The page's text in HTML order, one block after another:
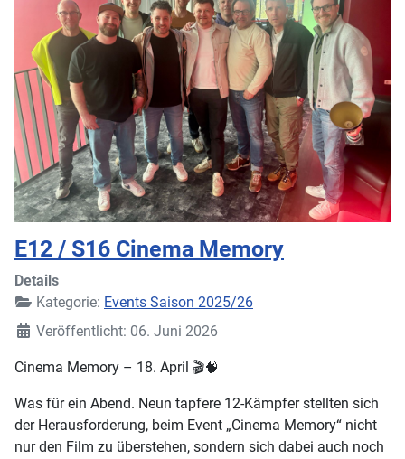
E12 / S16 Cinema Memory
Details
Kategorie: Events Saison 2025/26
Veröffentlicht: 06. Juni 2026
Cinema Memory – 18. April 🎬🧠
Was für ein Abend. Neun tapfere 12-Kämpfer stellten sich
der Herausforderung, beim Event „Cinema Memory“ nicht
nur den Film zu überstehen, sondern sich dabei auch noch